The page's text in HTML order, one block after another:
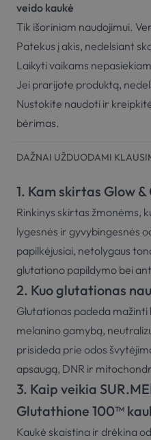
veido kaukė
Tik išoriniam naudojimui.
Patekus į akis, nedelsiant
Laikyti vaikams
Jei prarijote produktą,
Nustokite naudoti ir
bėrimas.
DAŽNAI UŽDUODAMI
1. Kam skirtas Glow
Rinkinys skirtas žmonėms,
lygesnės ir gyvybingesnės
papilkėjusiai, netolygaus
glutationo papildymo bei
2. Kuo glutationas
Glutationas padeda
melanino gamybą,
prisideda prie odos
apsaugą, DNR ir
3. Kaip veikia
Glutathione 100™
Kaukė skaistina ir drėkina